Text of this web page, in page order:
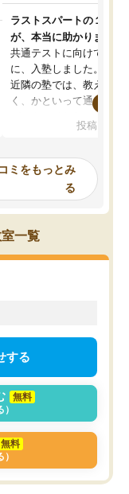
ラストスパートの１か月
が、本当に助かりました
共通テストに向けての追
に、入塾しました。田舎
近隣の塾では、教えても
く、かといって通うには
可能なので本当に助か
らないところをピンポイ
頂いて、とてもわかり
していました。一生を
スト、多少お金がかかっ
思い切って入塾してよか
投稿日：
ミをもっとみ
る
一覧
する
無料
無料